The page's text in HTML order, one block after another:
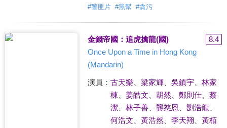
#警匪片 #黑幫 #貪污
金錢帝國：追虎擒龍(國)
8.4
Once Upon a Time in Hong Kong
(Mandarin)
演員： 古天樂 梁家輝、 吳鎮宇、 林家
棟
姜皓文 胡然 鄭則仕、 蔡
潔、 林子善、 龔慈恩 劉浩龍
何浩文
黃浩然 李天翔
黃栢